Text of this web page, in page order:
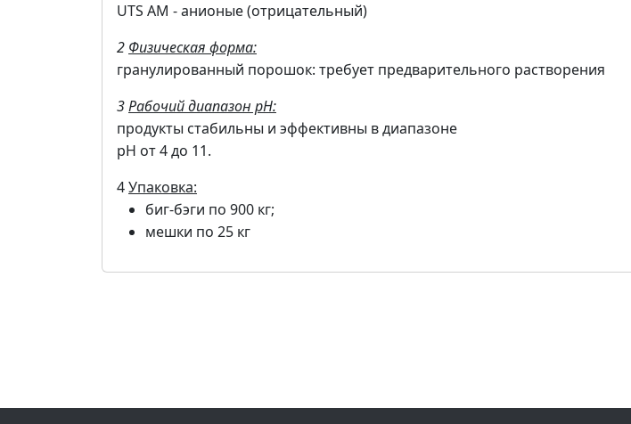
UTS AM - анионые (отрицательный)
2 Физическая форма:
гранулированный порошок: требует предварительного растворения
3Рабочий диапазон pH:
продукты стабильны и эффективны в диапазоне
pH от 4 до 11.
4Упаковка:
биг-бэги по 900 кг;
мешки по 25 кг